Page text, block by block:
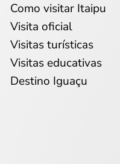
Como visitar Itaipu
Visita oficial
Visitas turísticas
Visitas educativas
Destino Iguaçu